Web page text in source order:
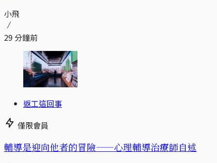
小飛
29 分鐘前
返工這回事
僅限會員
輔導是迎向他者的冒險——心理輔導治療師自述